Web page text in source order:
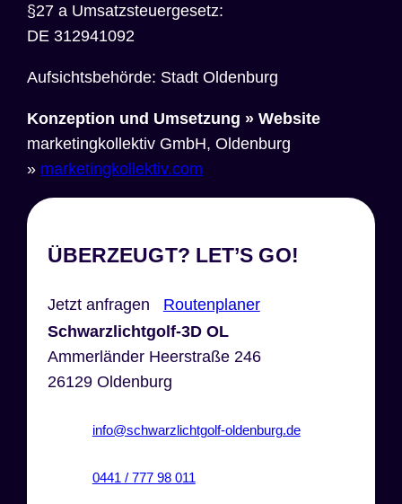
§27 a Umsatzsteuergesetz:
DE 312941092
Aufsichtsbehörde: Stadt Oldenburg
Konzeption und Umsetzung » Website
marketingkollektiv GmbH, Oldenburg
» marketingkollektiv.com
ÜBERZEUGT? LET’S GO!
Jetzt anfragen
Routenplaner
Schwarzlichtgolf-3D OL
Ammerländer Heerstraße 246
26129 Oldenburg
info@schwarzlichtgolf-oldenburg.de
0441 / 777 98 011